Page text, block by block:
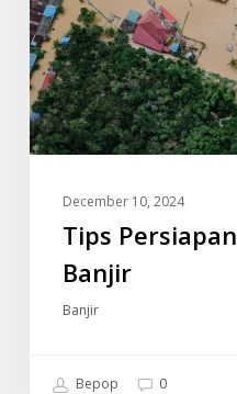
December 10, 2024
Tips
Banjir
Banjir
Bepop 0